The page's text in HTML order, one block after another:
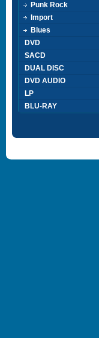
Punk Rock
Import
Blues
DVD
SACD
DUAL DISC
DVD AUDIO
LP
BLU-RAY